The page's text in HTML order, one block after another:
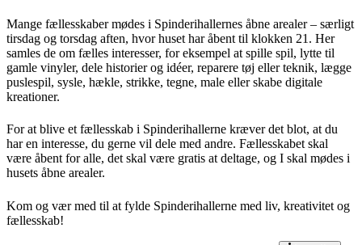
Mange fællesskaber mødes i Spinderihallernes åbne arealer – særligt
tirsdag og torsdag aften, hvor huset har åbent til klokken 21. Her
samles de om fælles interesser, for eksempel at spille spil, lytte til
gamle vinyler, dele historier og idéer, reparere tøj eller teknik, lægge
puslespil, sysle, hækle, strikke, tegne, male eller skabe digitale
kreationer.
For at blive et fællesskab i Spinderihallerne kræver det blot, at du
har en interesse, du gerne vil dele med andre. Fællesskabet skal
være åbent for alle, det skal være gratis at deltage, og I skal mødes i
husets åbne arealer.
Kom og vær med til at fylde Spinderihallerne med liv, kreativitet og
fællesskab!